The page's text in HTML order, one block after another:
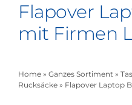
Flapover
mit Firmen
Home» Ganzes Sortiment»
Rucksäcke» Flapover Laptop